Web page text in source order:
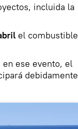
incluida la
el combustible
ese evento, el
debidamente